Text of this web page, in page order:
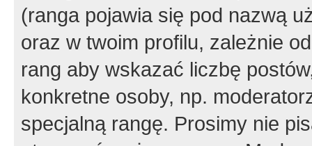
(ranga pojawia się pod nazwą
oraz w twoim profilu, zależnie
rang aby wskazać liczbę
konkretne osoby, np.
specjalną rangę. Prosimy nie